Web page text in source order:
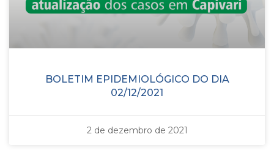
BOLETIM EPIDEMIOLÓGICO DO DIA
02/12/2021
2 de dezembro de 2021